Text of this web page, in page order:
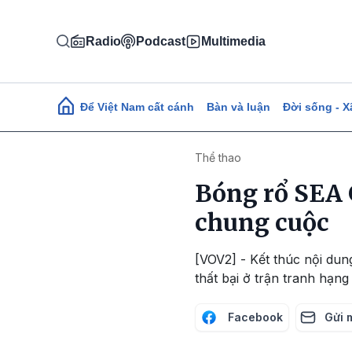
Radio Podcast Multimedia
Main navigation
Để Việt Nam cất cánh Bàn và luận Đời sống -
Thể thao
Bóng rổ
chung cuộc
[VOV2] - Kết thúc nội
thất bại ở trận tranh
Facebook Gửi